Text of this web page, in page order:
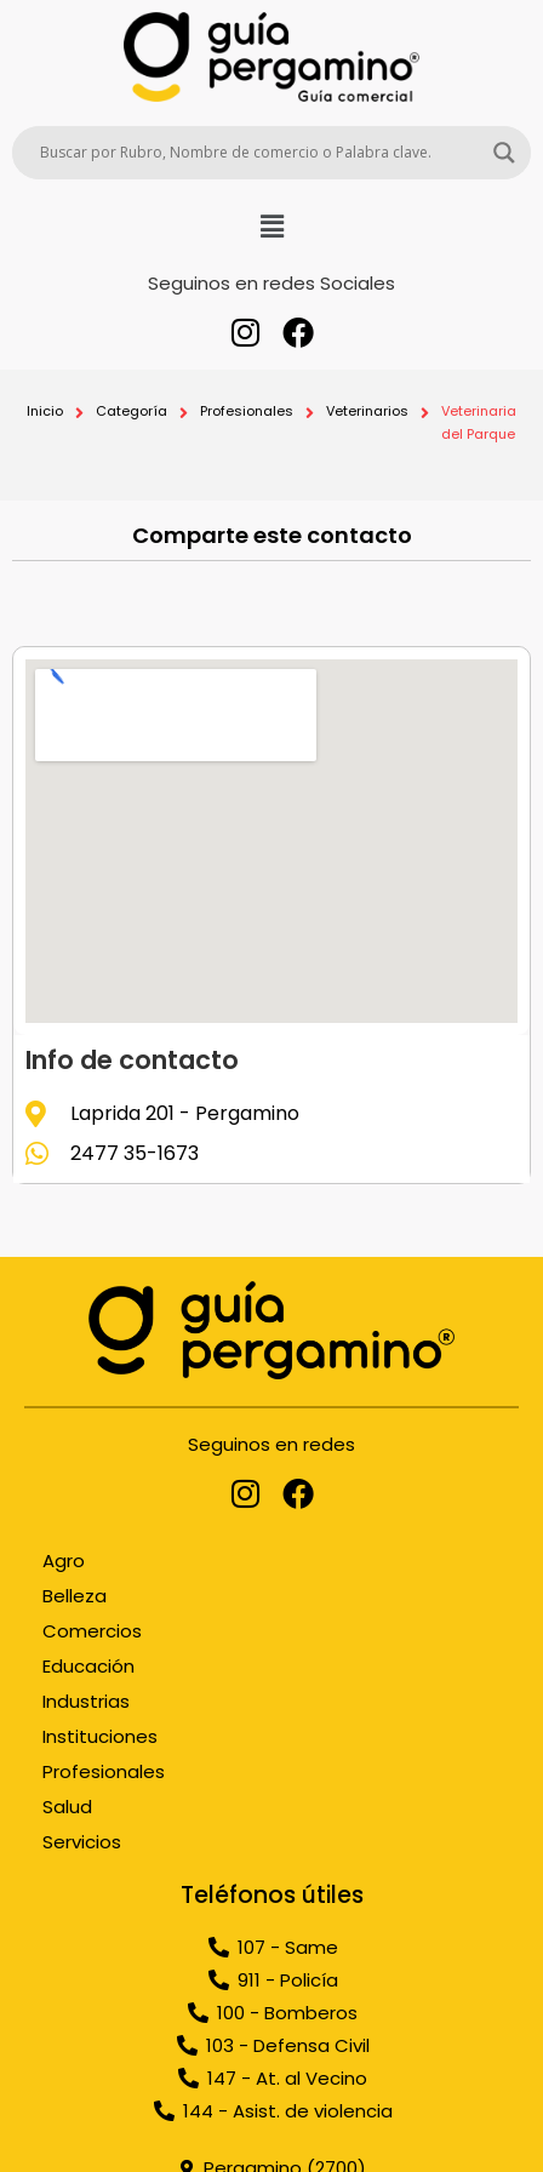
Seguinos en redes Sociales
Inicio Categoría Profesionales Veterinarios
Veterinaria
del Parque
Comparte este contacto
Info de contacto
Laprida 201 - Pergamino
2477 35-1673
Seguinos en redes
Agro
Belleza
Comercios
Educación
Industrias
Instituciones
Profesionales
Salud
Servicios
Teléfonos útiles
107 - Same
911 - Policía
100 - Bomberos
103 - Defensa Civil
147 - At. al Vecino
144 - Asist. de violencia